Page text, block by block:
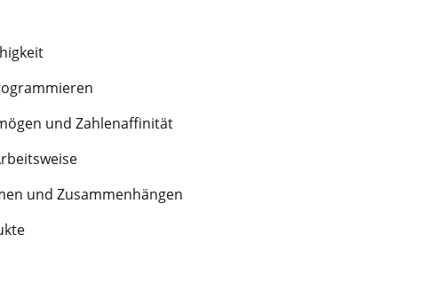
und Zahlenaffinität
und Zusammenhängen